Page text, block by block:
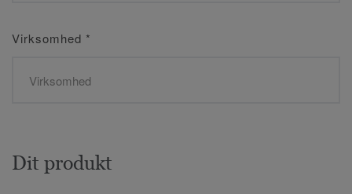
Virksomhed *
Dit produkt